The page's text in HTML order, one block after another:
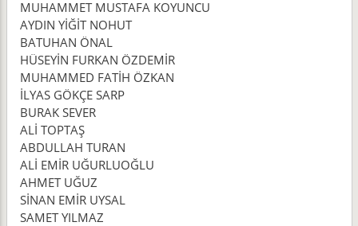
MUHAMMET MUSTAFA KOYUNCU
AYDIN YİĞİT NOHUT
BATUHAN ÖNAL
HÜSEYİN FURKAN ÖZDEMİR
MUHAMMED FATİH ÖZKAN
İLYAS GÖKÇE SARP
BURAK SEVER
ALİ TOPTAŞ
ABDULLAH TURAN
ALİ EMİR UĞURLUOĞLU
AHMET UĞUZ
SİNAN EMİR UYSAL
SAMET YILMAZ